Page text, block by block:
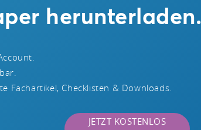
herunterladen.
Fachartikel, Checklisten & Downloads.
JETZT KOSTENLOS